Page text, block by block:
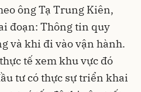
ông Tạ Trung Kiên,
đoạn: Thông tin quy
và khi đi vào vận hành.
tế xem khu vực đó
tư có thực sự triển khai